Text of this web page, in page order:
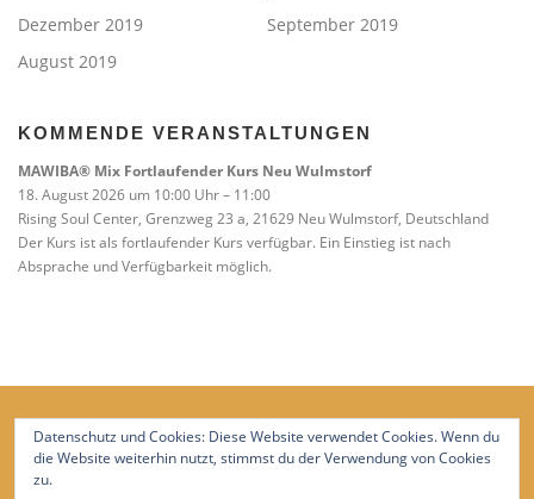
Dezember 2019
September 2019
August 2019
KOMMENDE VERANSTALTUNGEN
MAWIBA® Mix Fortlaufender Kurs Neu Wulmstorf
18. August 2026 um 10:00 Uhr – 11:00
Rising Soul Center, Grenzweg 23 a, 21629 Neu Wulmstorf, Deutschland
Der Kurs ist als fortlaufender Kurs verfügbar. Ein Einstieg ist nach
Absprache und Verfügbarkeit möglich.
Datenschutz und Cookies: Diese Website verwendet Cookies. Wenn du
die Website weiterhin nutzt, stimmst du der Verwendung von Cookies
zu.